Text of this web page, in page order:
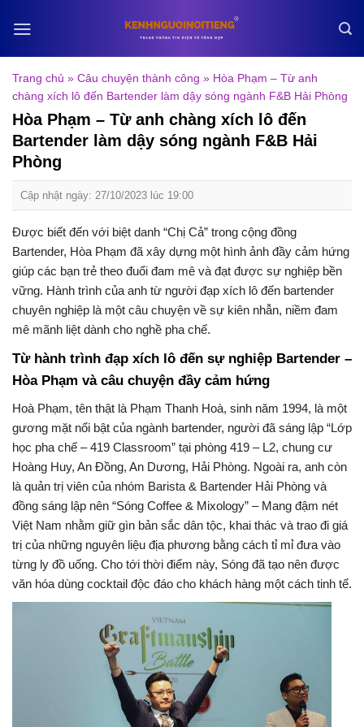
Trang chủ » Câu chuyện thành công » Hòa Phạm – Từ anh
chàng xích lô đến Bartender làm dậy sóng ngành F&B Hải Phòng
Hòa Phạm – Từ anh chàng xích lô đến
Bartender làm dậy sóng ngành F&B Hải
Phòng
Cập nhật ngày: 27/10/2023 lúc 19:00
Được biết đến với biệt danh “Chị Cả” trong cộng đồng
Bartender, Hòa Phạm đã xây dựng một hình ảnh đầy cảm hứng
giúp các bạn trẻ theo đuổi đam mê và đạt được sự nghiệp bền
vững. Hành trình của anh từ người đạp xích lô đến bartender
chuyên nghiệp là một câu chuyện về sự kiên nhẫn, niềm đam
mê mãnh liệt dành cho nghề pha chế.
Từ hành trình đạp xích lô đến sự nghiệp Bartender –
Hòa Phạm và câu chuyện đầy cảm hứng
Hoà Phạm, tên thật là Phạm Thanh Hoà, sinh năm 1994, là một
gương mặt nổi bật của ngành bartender, người đã sáng lập “Lớp
học pha chế – 419 Classroom” tại phòng 419 – L2, chung cư
Hoàng Huy, An Đồng, An Dương, Hải Phòng. Ngoài ra, anh còn
là quản trị viên của nhóm Barista & Bartender Hải Phòng và
đồng sáng lập nên “Sóng Coffee & Mixology” – Mang đậm nét
Việt Nam nhằm giữ gìn bản sắc dân tộc, khai thác và trao đi giá
trị của những nguyên liệu địa phương bằng cách tỉ mỉ đưa vào
từng ly đồ uống. Cho tới thời điểm này, Sóng đã tạo nên được
văn hóa dùng cocktail độc đáo cho khách hàng một cách tinh tế.